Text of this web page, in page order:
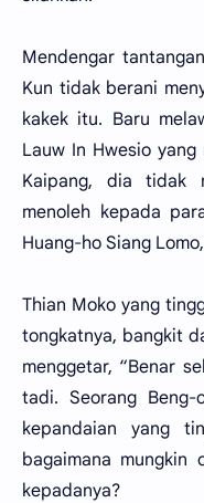
Mendengar
Kun tidak berani
kakek itu. Baru
Lauw In Hwesio
Kaipang, dia tidak
menoleh kepada
Huang-ho Siang
Thian Moko yang
tongkatnya, bangkit
menggetar, “Benar
tadi. Seorang
kepandaian yang
bagaimana mungkin
kepadanya?